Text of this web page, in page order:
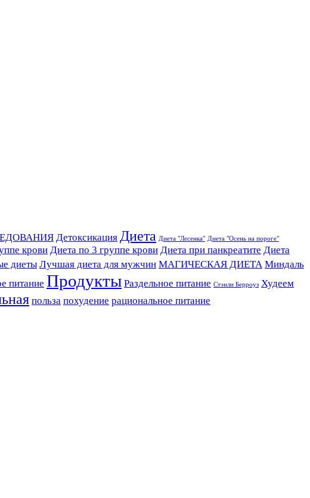
Детоксикация Диета Диета "Лесенка" Диета "Осень на пороге"
крови Диета по 3 группе крови Диета при панкреатите Диета
диеты Лучшая диета для мужчин МАГИЧЕСКАЯ ДИЕТА Миндаль
питание Продукты Раздельное питание Стэнли Берроуз Худеем
польза похудение рациональное питание